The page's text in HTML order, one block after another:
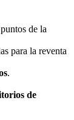
de la
para la reventa
.
de